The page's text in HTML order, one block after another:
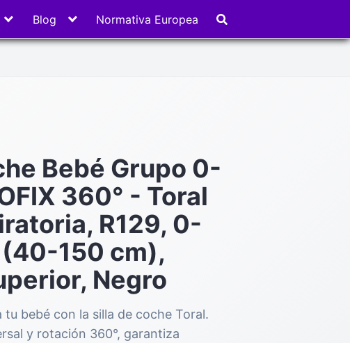
Blog Normativa Europea
Bebé Grupo 0-
360° - Toral
R129, 0-
150 cm),
Negro
tu bebé con la silla de coche Toral.
y rotación 360°, garantiza